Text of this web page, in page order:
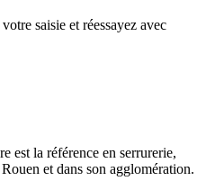
saisie et réessayez avec
est la référence en serrurerie,
et dans son agglomération.